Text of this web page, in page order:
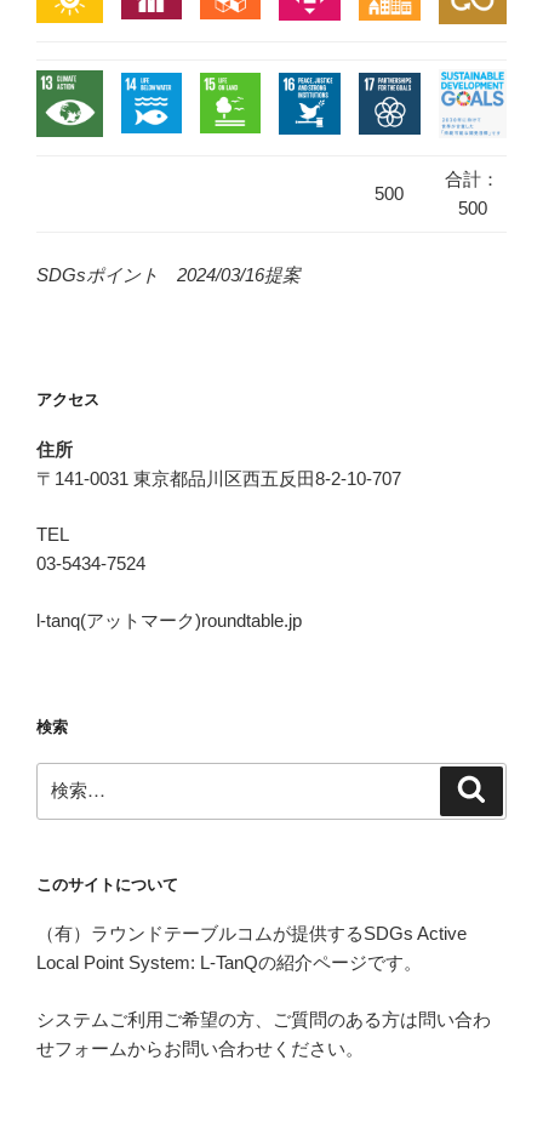
500
合計：
500
SDGsポイント 2024/03/16提案
アクセス
住所
〒141-0031 東京都品川区西五反田8-2-10-707
TEL
03-5434-7524
l-tanq(アットマーク)roundtable.jp
検索
索:
このサイトについて
（有）ラウンドテーブルコムが提供するSDGs Active
Local Point System: L-TanQの紹介ページです。
システムご利用ご希望の方、ご質問のある方は問い合わ
せフォームからお問い合わせください。